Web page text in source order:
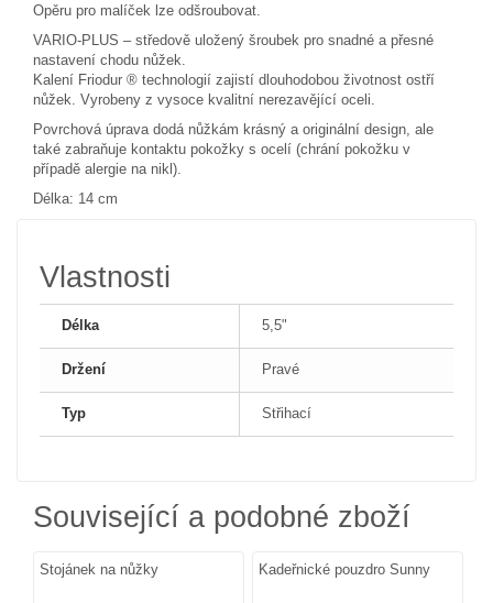
Opěru pro malíček lze odšroubovat.
VARIO-PLUS – středově uložený šroubek pro snadné a přesné
nastavení chodu nůžek.
Kalení Friodur ® technologií zajistí dlouhodobou životnost ostří
nůžek. Vyrobeny z vysoce kvalitní nerezavějící oceli.
Povrchová úprava dodá nůžkám krásný a originální design, ale
také zabraňuje kontaktu pokožky s ocelí (chrání pokožku v
případě alergie na nikl).
Délka: 14 cm
Vlastnosti
Délka 5,5"
Držení Pravé
Typ Střihací
Související a podobné zboží
Stojánek na nůžky Kadeřnické pouzdro Sunny